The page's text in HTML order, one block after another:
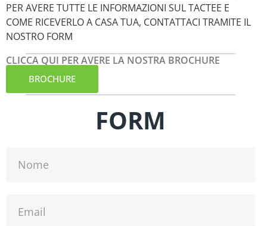
PER AVERE TUTTE LE INFORMAZIONI SUL TACTEE E
COME RICEVERLO A CASA TUA, CONTATTACI TRAMITE IL
NOSTRO FORM
CLICCA QUI PER AVERE LA NOSTRA BROCHURE
BROCHURE
FORM